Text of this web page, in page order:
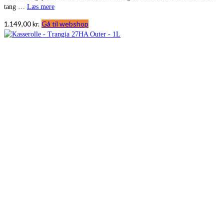
tang … Læs mere
1.149,00kr. Gå til webshop